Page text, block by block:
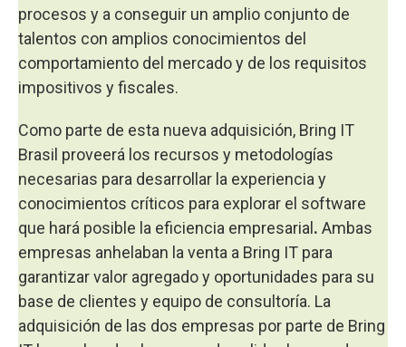
procesos y a conseguir un amplio conjunto de
talentos con amplios conocimientos del
comportamiento del mercado y de los requisitos
impositivos y fiscales.
Como parte de esta nueva adquisición, Bring IT
Brasil proveerá los recursos y metodologías
necesarias para desarrollar la experiencia y
conocimientos críticos para explorar el software
que hará posible la eficiencia empresarial . Ambas
empresas anhelaban la venta a Bring IT para
garantizar valor agregado y oportunidades para su
base de clientes y equipo de consultoría. La
adquisición de las dos empresas por parte de Bring